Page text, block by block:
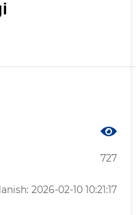
727
2026-02-10 10:21:17